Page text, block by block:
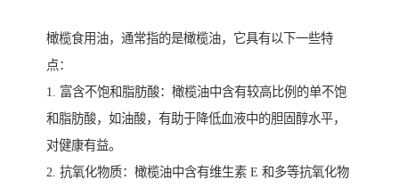
橄榄食用油，通常指的是橄榄油，它具有以下一些特
点：
1. 富含不饱和脂肪酸：橄榄油中含有较高比例的单不饱
和脂肪酸，如油酸，有助于降低血液中的胆固醇水平，
对健康有益。
2. 抗氧化物质：橄榄油中含有维生素 E 和多等抗氧化物